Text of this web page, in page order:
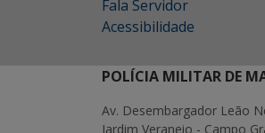
Fala Servidor
Acessibilidade
POLÍCIA MILITAR DE
Av. Desembargador Leão
Jardim Veraneio - Campo